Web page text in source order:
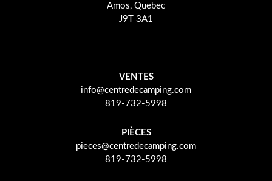
Amos, Quebec
J9T 3A1
VENTES
info@centredecamping.com
819-732-5998
PIÈCES
pieces@centredecamping.com
819-732-5998